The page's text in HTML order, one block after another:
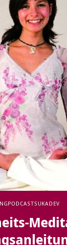
PODCASTSUKADEV